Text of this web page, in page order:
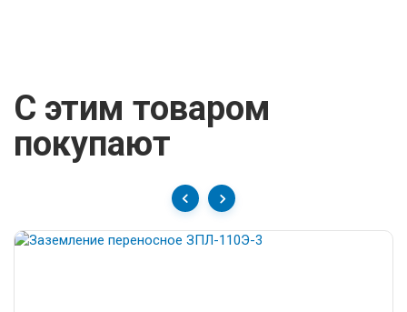
C этим товаром
покупают